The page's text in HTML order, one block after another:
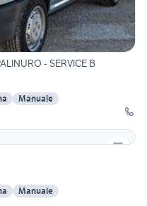
- SERVICE B
Manuale
Manuale